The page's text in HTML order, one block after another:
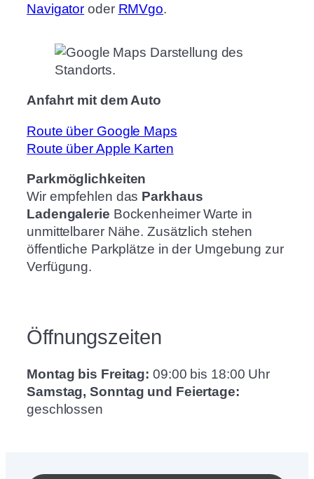
Navigator oder RMVgo.
Anfahrt mit dem Auto
Route über Google Maps
Route über Apple Karten
Parkmöglichkeiten
Wir empfehlen das Parkhaus
Ladengalerie Bockenheimer Warte in
unmittelbarer Nähe. Zusätzlich stehen
öffentliche Parkplätze in der Umgebung zur
Verfügung.
Öffnungszeiten
Montag bis Freitag: 09:00 bis 18:00 Uhr
Samstag, Sonntag und Feiertage:
geschlossen